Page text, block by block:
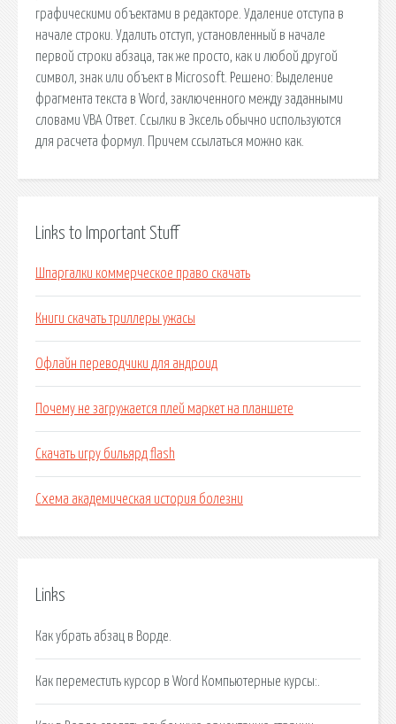
графическими объектами в редакторе. Удаление отступа в
начале строки. Удалить отступ, установленный в начале
первой строки абзаца, так же просто, как и любой другой
символ, знак или объект в Microsoft. Решено: Выделение
фрагмента текста в Word, заключенного между заданными
словами VBA Ответ. Ссылки в Эксель обычно используются
для расчета формул. Причем ссылаться можно как.
Links to Important Stuff
Шпаргалки коммерческое право скачать
Книги скачать триллеры ужасы
Офлайн переводчики для андроид
Почему не загружается плей маркет на планшете
Скачать игру бильярд flash
Схема академическая история болезни
Links
Как убрать абзац в Ворде.
Как переместить курсор в Word Компьютерные курсы:.